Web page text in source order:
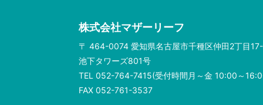
株式会社マザーリーフ
〒 464-0074 愛知県名古屋市千種区仲田2丁目
池下タワーズ801号
TEL 052-764-7415(受付時間月～金 10:00～
FAX 052-761-3537